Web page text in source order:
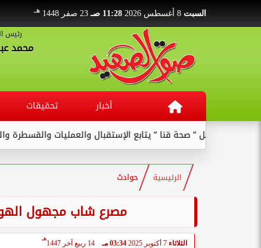
السبت 11:28 صـ 23 صفر 1448 هـ
رئيس
محمد
أخبار تحقيقات
وكيل ” صحة قنا ” يتابع الإستقبال والعمليات والقسطرة
الرئيسية حوادث
مصرع شاب مجهول
الثلاثاء 7 أكتوبر 2025 03:34 مـ 14 ربيع آخر 1447
هـ